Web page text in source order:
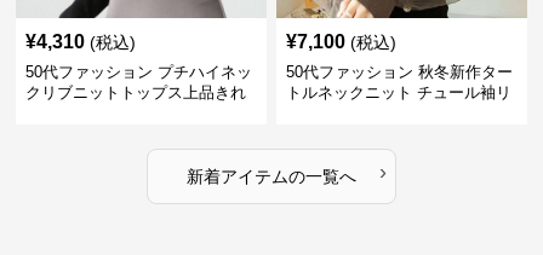
¥4,310 (税込)
50代ファッション プチハイネッ
クリブニットトップス上品きれ
¥7,100 (税込)
50代ファッション 秋冬新作ター
トルネックニット チュール袖リ
新着アイテムの一覧へ ›